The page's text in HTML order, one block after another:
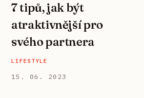
7 tipů, jak být
atraktivnější pro
svého partnera
LIFESTYLE
15. 06. 2023